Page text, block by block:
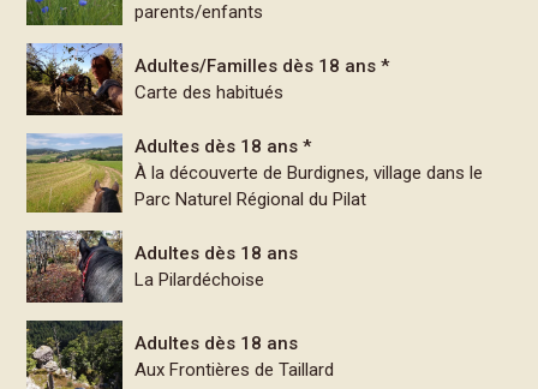
parents/enfants
Adultes/Familles dès 18 ans *
Carte des habitués
Adultes dès 18 ans *
À la découverte de Burdignes, village dans le
Parc Naturel Régional du Pilat
Adultes dès 18 ans
La Pilardéchoise
Adultes dès 18 ans
Aux Frontières de Taillard